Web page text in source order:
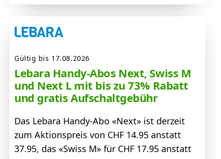
Gültig bis 17.08.2026
Lebara Handy-Abos Next, Swiss M
und Next L mit bis zu 73% Rabatt
und gratis Aufschaltgebühr
Das Lebara Handy-Abo «Next» ist derzeit
zum Aktionspreis von CHF 14.95 anstatt
37.95, das «Swiss M» für CHF 17.95 anstatt